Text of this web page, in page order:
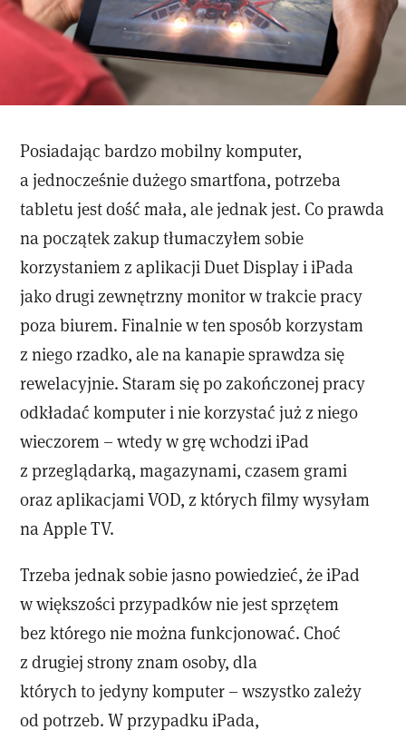
Posiadając bardzo mobilny komputer,
a jednocześnie dużego smartfona, potrzeba
tabletu jest dość mała, ale jednak jest. Co prawda
na początek zakup tłumaczyłem sobie
korzystaniem z aplikacji Duet Display i iPada
jako drugi zewnętrzny monitor w trakcie pracy
poza biurem. Finalnie w ten sposób korzystam
z niego rzadko, ale na kanapie sprawdza się
rewelacyjnie. Staram się po zakończonej pracy
odkładać komputer i nie korzystać już z niego
wieczorem – wtedy w grę wchodzi iPad
z przeglądarką, magazynami, czasem grami
oraz aplikacjami VOD, z których filmy wysyłam
na Apple TV.
Trzeba jednak sobie jasno powiedzieć, że iPad
w większości przypadków nie jest sprzętem
bez którego nie można funkcjonować. Choć
z drugiej strony znam osoby, dla
których to jedyny komputer – wszystko zależy
od potrzeb. W przypadku iPada,